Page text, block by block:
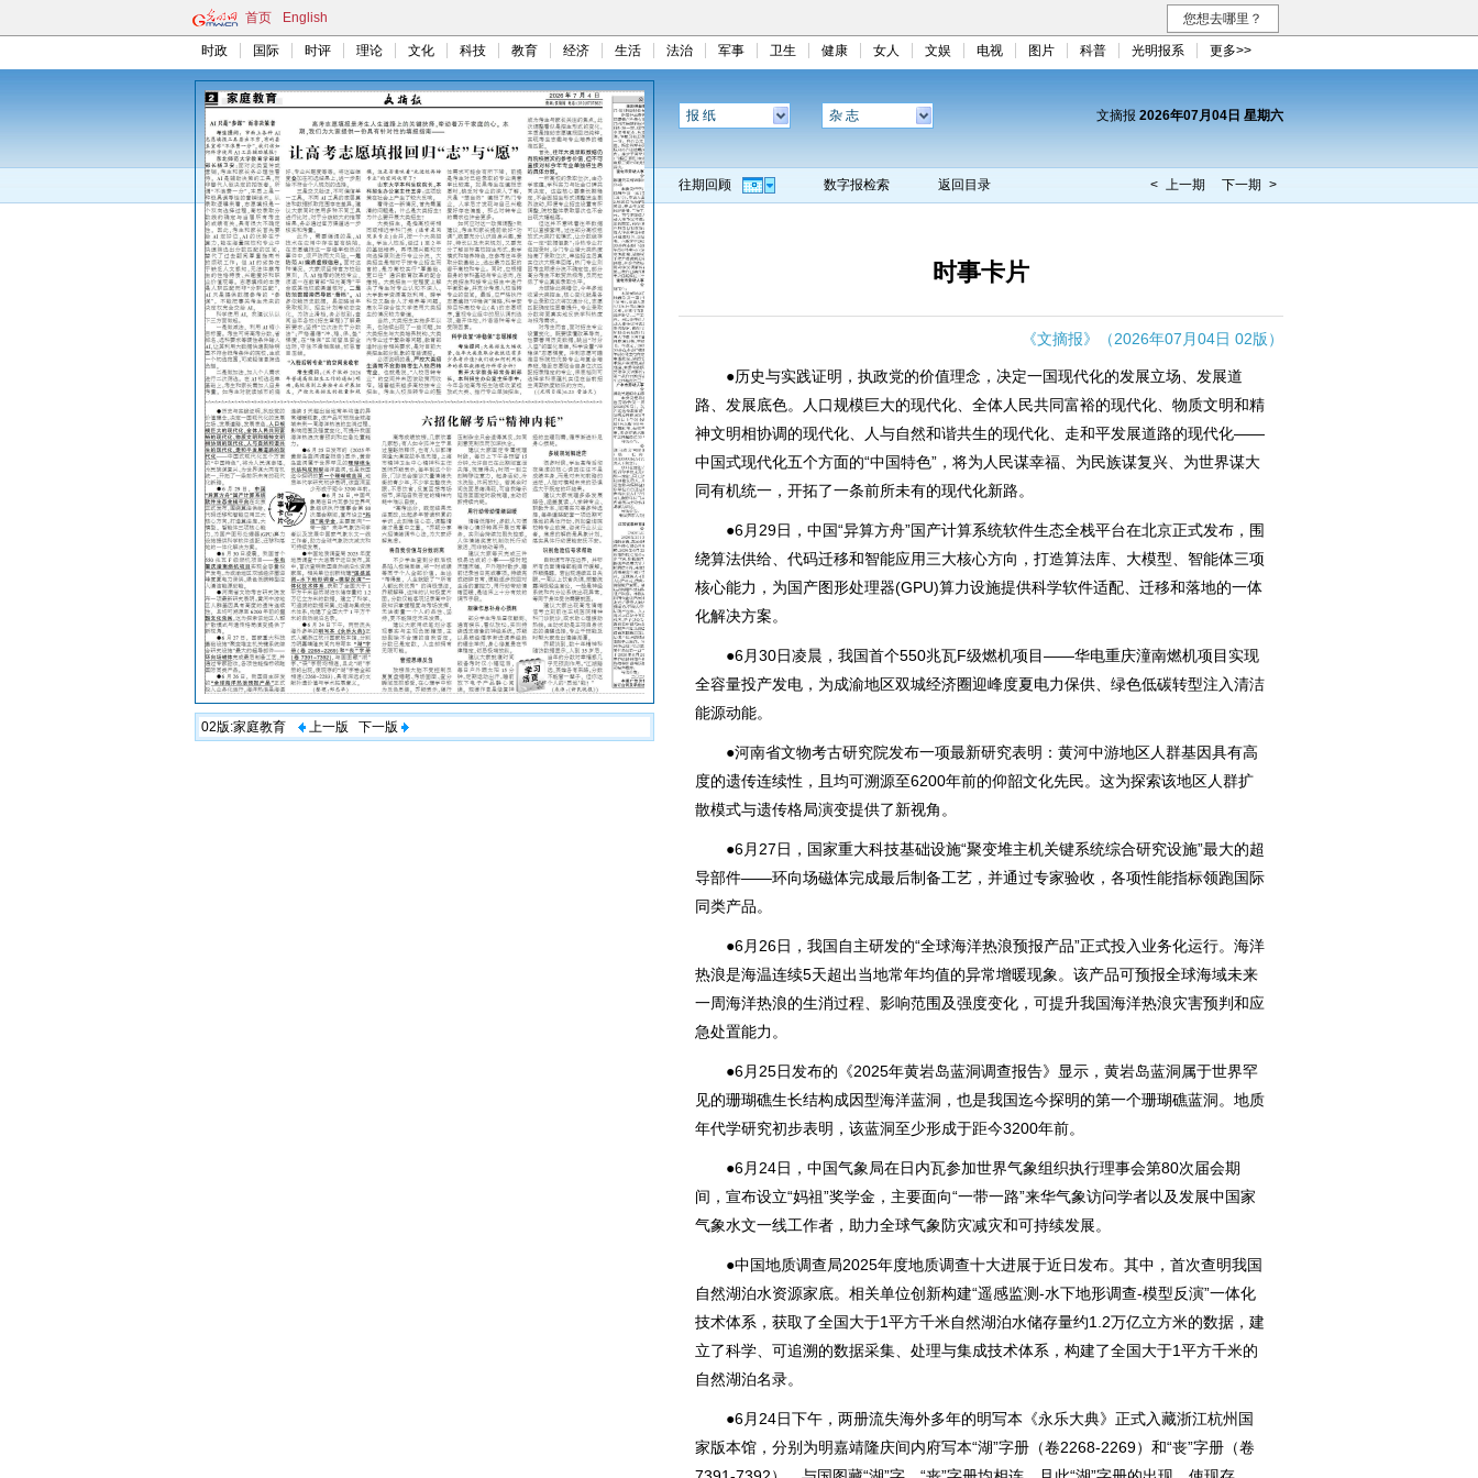
首页 English 您想去哪里？
时政 国际 时评 理论 文化 科技 教育 经济 生活 法治 军事 卫生 健康 女人 文娱 电视 图片 科普 光明报系 更多>>
02版:家庭教育 上一版 下一版
报 纸 杂 志 文摘报 2026年07月04日 星期六
往期回顾 数字报检索 返回目录 < 上一期 下一期 >
时事卡片
《文摘报》（2026年07月04日 02版）
●历史与实践证明，执政党的价值理念，决定一国现代化的发展立场、发展道
路、发展底色。人口规模巨大的现代化、全体人民共同富裕的现代化、物质文明和精
神文明相协调的现代化、人与自然和谐共生的现代化、走和平发展道路的现代化——
中国式现代化五个方面的“中国特色”，将为人民谋幸福、为民族谋复兴、为世界谋大
同有机统一，开拓了一条前所未有的现代化新路。
●6月29日，中国“异算方舟”国产计算系统软件生态全栈平台在北京正式发布，围
绕算法供给、代码迁移和智能应用三大核心方向，打造算法库、大模型、智能体三项
核心能力，为国产图形处理器(GPU)算力设施提供科学软件适配、迁移和落地的一体
化解决方案。
●6月30日凌晨，我国首个550兆瓦F级燃机项目——华电重庆潼南燃机项目实现
全容量投产发电，为成渝地区双城经济圈迎峰度夏电力保供、绿色低碳转型注入清洁
能源动能。
●河南省文物考古研究院发布一项最新研究表明：黄河中游地区人群基因具有高
度的遗传连续性，且均可溯源至6200年前的仰韶文化先民。这为探索该地区人群扩
散模式与遗传格局演变提供了新视角。
●6月27日，国家重大科技基础设施“聚变堆主机关键系统综合研究设施”最大的超
导部件——环向场磁体完成最后制备工艺，并通过专家验收，各项性能指标领跑国际
同类产品。
●6月26日，我国自主研发的“全球海洋热浪预报产品”正式投入业务化运行。海洋
热浪是海温连续5天超出当地常年均值的异常增暖现象。该产品可预报全球海域未来
一周海洋热浪的生消过程、影响范围及强度变化，可提升我国海洋热浪灾害预判和应
急处置能力。
●6月25日发布的《2025年黄岩岛蓝洞调查报告》显示，黄岩岛蓝洞属于世界罕
见的珊瑚礁生长结构成因型海洋蓝洞，也是我国迄今探明的第一个珊瑚礁蓝洞。地质
年代学研究初步表明，该蓝洞至少形成于距今3200年前。
●6月24日，中国气象局在日内瓦参加世界气象组织执行理事会第80次届会期
间，宣布设立“妈祖”奖学金，主要面向“一带一路”来华气象访问学者以及发展中国家
气象水文一线工作者，助力全球气象防灾减灾和可持续发展。
●中国地质调查局2025年度地质调查十大进展于近日发布。其中，首次查明我国
自然湖泊水资源家底。相关单位创新构建“遥感监测-水下地形调查-模型反演”一体化
技术体系，获取了全国大于1平方千米自然湖泊水储存量约1.2万亿立方米的数据，建
立了科学、可追溯的数据采集、处理与集成技术体系，构建了全国大于1平方千米的
自然湖泊名录。
●6月24日下午，两册流失海外多年的明写本《永乐大典》正式入藏浙江杭州国
家版本馆，分别为明嘉靖隆庆间内府写本“湖”字册（卷2268-2269）和“丧”字册（卷